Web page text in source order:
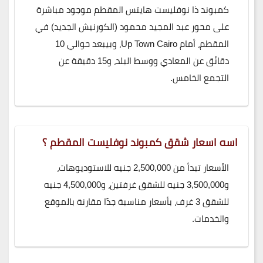
كمبوند ذا نوفليست هايتس المقطم موجود مباشرة
على محور عبد المجيد محمود (الكورنيش الجديد) في
المقطم، أمام Up Town Cairo، وبيبعد حوالي 10
دقائق عن المعادي ووسط البلد، و15 دقيقة عن
التجمع الخامس.
اسه اسعار شقق كمبوند نوفليست المقطم ؟
الأسعار تبدأ من 2,500,000 جنيه للاستوديوهات،
و3,500,000 جنيه للشقق غرفتين، و4,500,000 جنيه
للشقق 3 غرف، بأسعار مناسبة جدًا مقارنة بالموقع
والخدمات.